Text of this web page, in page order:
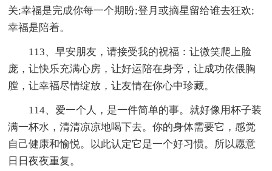
关;幸福是完成你每一个期盼;登月或摘星留给谁去狂欢;
幸福是陪着。
113、早安朋友，请接受我的祝福：让微笑爬上脸
庞，让快乐充满心房，让好运陪在身旁，让成功依偎胸
膛，让幸福尽情绽放，让友情在你心中珍藏。
114、爱一个人，是一件简单的事。就好像用杯子装
满一杯水，清清凉凉地喝下去。你的身体需要它，感觉
自己健康和愉悦。以此认定它是一个好习惯。所以愿意
日日夜夜重复。